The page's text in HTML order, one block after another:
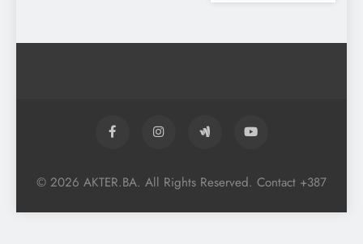
© 2026 AKTER.BA. All Rights Reserved. Contact +387